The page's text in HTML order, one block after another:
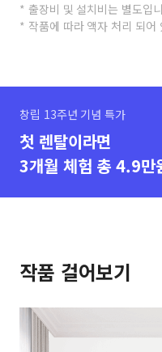
* 출장비 및 설치비는 별도입
* 작품에 따라 액자 처리 되어
창립 13주년 기념 특가
첫 렌탈이라면
3개월 체험 총 4.9만
작품 걸어보기